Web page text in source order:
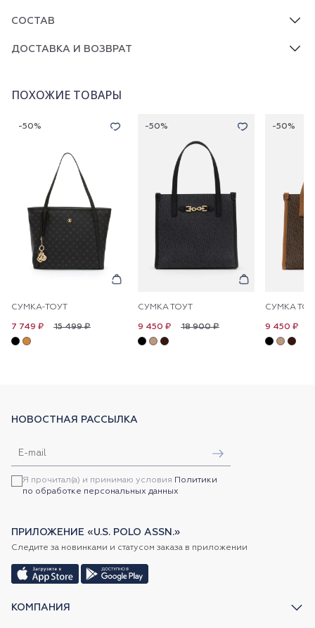
СОСТАВ
ДОСТАВКА И ВОЗВРАТ
ПОХОЖИЕ ТОВАРЫ
-50%
СУМКА-ТОУТ
15 499 ₽
7 749 ₽
-50%
СУМКА ТОУТ
18 900 ₽
9 450 ₽
-50%
СУМКА
9 450 ₽
КОМПАНИЯ
НОВОСТНАЯ РАССЫЛКА
Я прочитал(а) и принимаю условия Политики
по обработке персональных данных
ПРИЛОЖЕНИЕ «U.S. POLO ASSN.»
Следите за новинками и статусом заказа в приложении